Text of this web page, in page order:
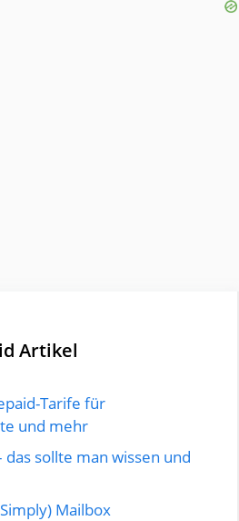
Artikel
Tarife für
und mehr
das sollte man wissen und
Mailbox